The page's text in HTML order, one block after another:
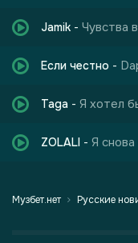
Jamik - Чувства
Если честно -
Taga - Я хотел
ZOLALI - Я
Музбет.нет Русские